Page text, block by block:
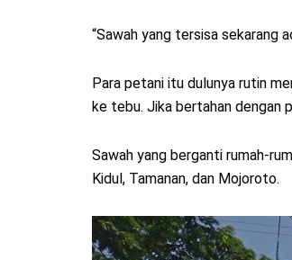
“Sawah yang tersisa sekarang
Para petani itu dulunya rutin
ke tebu. Jika bertahan dengan
Sawah yang berganti rumah-
Kidul, Tamanan, dan Mojoroto.